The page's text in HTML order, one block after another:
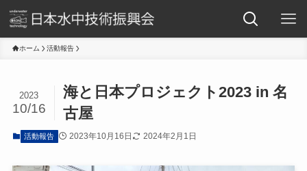
ホーム 活動報告
海と日本プロジェクト2023 in 名
古屋
2023
10/16
活動報告 2023年10月16日 2024年2月1日